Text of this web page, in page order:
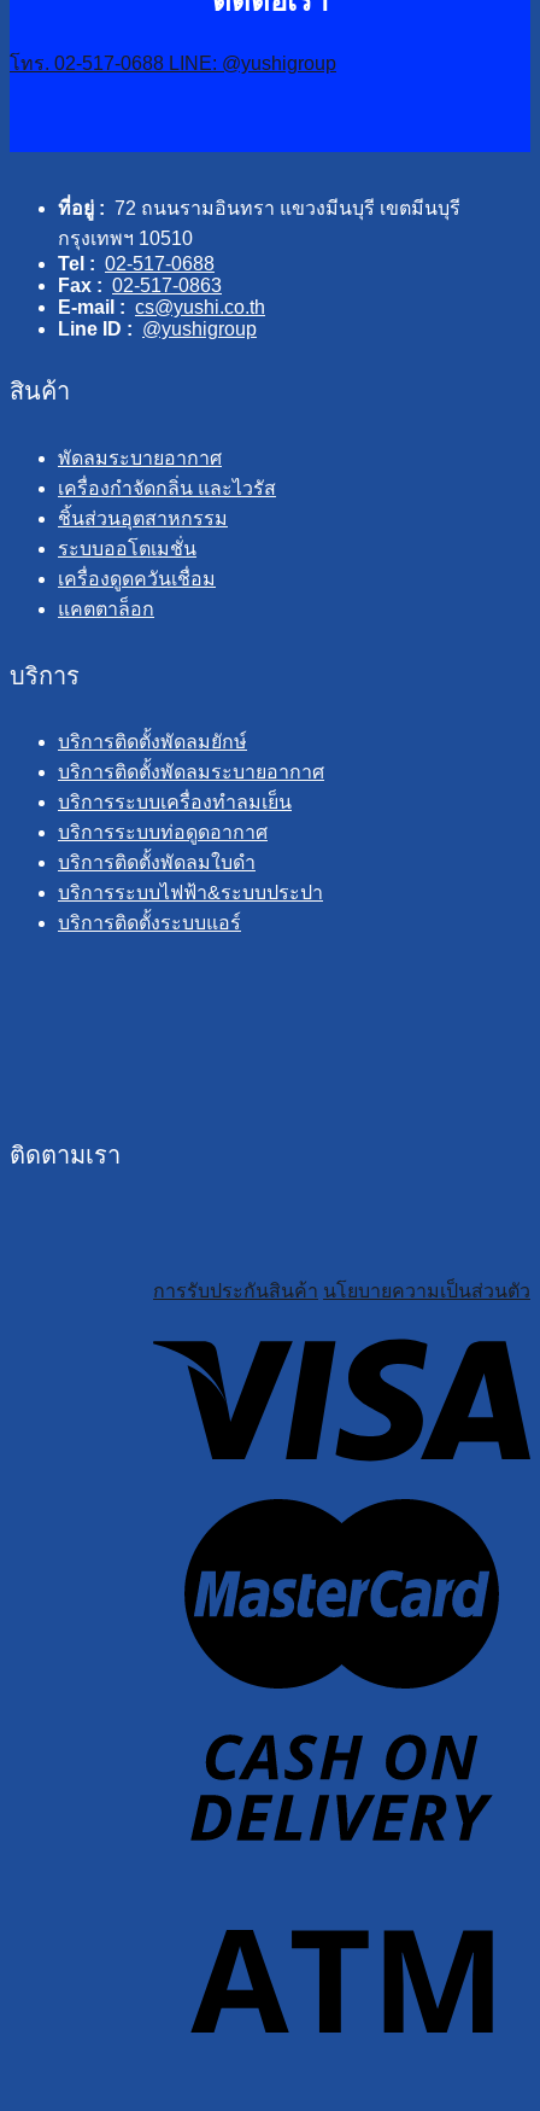
โทร. 02-517-0688 LINE: @yushigroup
ที่อยู่ : 72 ถนนรามอินทรา แขวงมีนบุรี เขตมีนบุรี
กรุงเทพฯ 10510
Tel : 02-517-0688
Fax : 02-517-0863
E-mail : cs@yushi.co.th
Line ID : @yushigroup
สินค้า
พัดลมระบายอากาศ
เครื่องกำจัดกลิ่น และไวรัส
ชิ้นส่วนอุตสาหกรรม
ระบบออโตเมชั่น
เครื่องดูดควันเชื่อม
แคตตาล็อก
บริการ
บริการติดตั้งพัดลมยักษ์
บริการติดตั้งพัดลมระบายอากาศ
บริการระบบเครื่องทำลมเย็น
บริการระบบท่อดูดอากาศ
บริการติดตั้งพัดลมใบดำ
บริการระบบไฟฟ้า&ระบบประปา
บริการติดตั้งระบบแอร์
ติดตามเรา
การรับประกันสินค้า นโยบายความเป็นส่วนตัว